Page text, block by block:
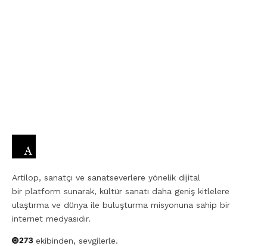
Artilop, sanatçı ve sanatseverlere yönelik dijital
bir platform sunarak, kültür sanatı daha geniş kitlelere
ulaştırma ve dünya ile buluşturma misyonuna sahip bir
internet medyasıdır.
ekibinden, sevgilerle.